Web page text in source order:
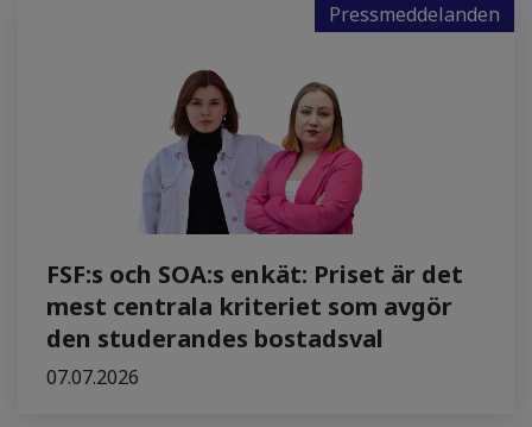
Pressmeddelanden
FSF:s och SOA:s enkät: Priset är det
mest centrala kriteriet som avgör
den studerandes bostadsval
07.07.2026